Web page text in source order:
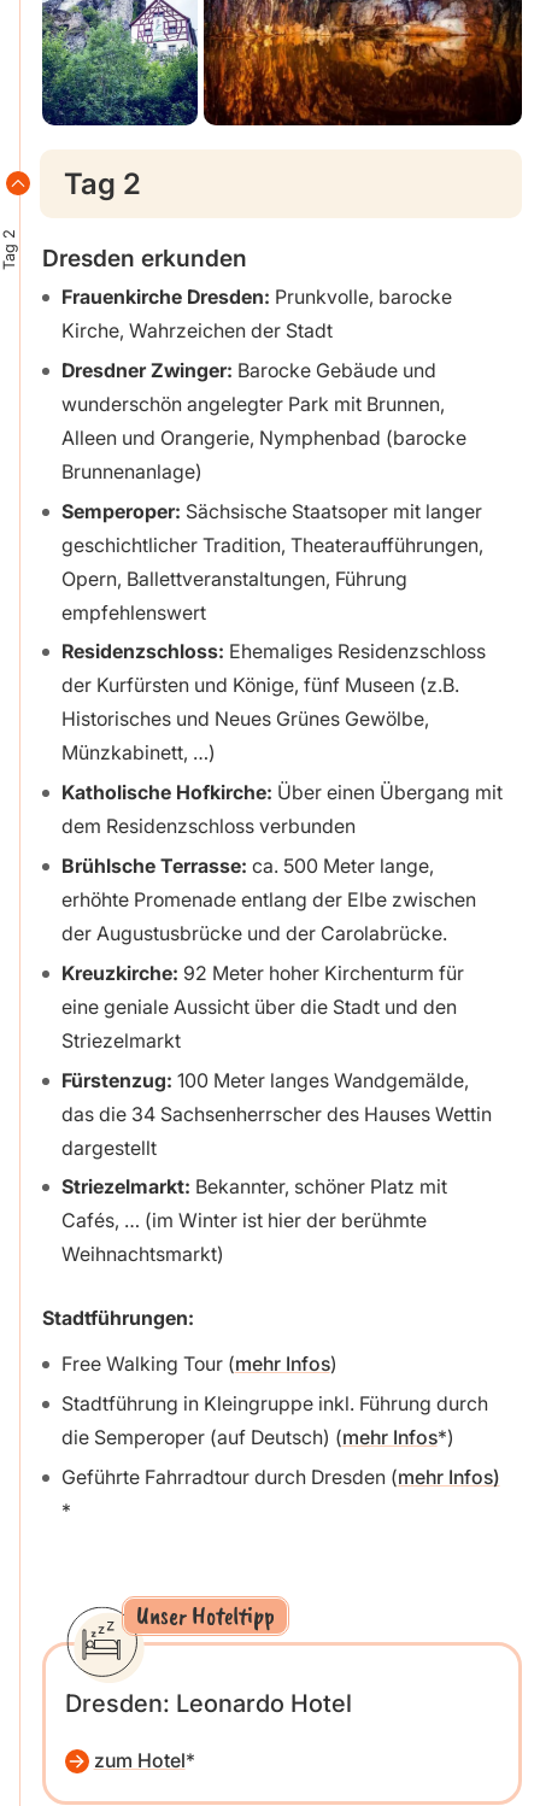
Tag 2
Tag 2
Dresden erkunden
Frauenkirche Dresden: Prunkvolle, barocke
Kirche, Wahrzeichen der Stadt
Dresdner Zwinger: Barocke Gebäude und
wunderschön angelegter Park mit Brunnen,
Alleen und Orangerie, Nymphenbad (barocke
Brunnenanlage)
Semperoper: Sächsische Staatsoper mit langer
geschichtlicher Tradition, Theateraufführungen,
Opern, Ballettveranstaltungen, Führung
empfehlenswert
Residenzschloss: Ehemaliges Residenzschloss
der Kurfürsten und Könige, fünf Museen (z.B.
Historisches und Neues Grünes Gewölbe,
Münzkabinett, …)
Katholische Hofkirche: Über einen Übergang mit
dem Residenzschloss verbunden
Brühlsche Terrasse: ca. 500 Meter lange,
erhöhte Promenade entlang der Elbe zwischen
der Augustusbrücke und der Carolabrücke.
Kreuzkirche: 92 Meter hoher Kirchenturm für
eine geniale Aussicht über die Stadt und den
Striezelmarkt
Fürstenzug: 100 Meter langes Wandgemälde,
das die 34 Sachsenherrscher des Hauses Wettin
dargestellt
Striezelmarkt: Bekannter, schöner Platz mit
Cafés, … (im Winter ist hier der berühmte
Weihnachtsmarkt)
Stadtführungen:
Free Walking Tour (mehr Infos)
Stadtführung in Kleingruppe inkl. Führung durch
die Semperoper (auf Deutsch) (mehr Infos )
Geführte Fahrradtour durch Dresden (mehr Infos)
Unser Hoteltipp
Dresden: Leonardo Hotel
zum Hotel